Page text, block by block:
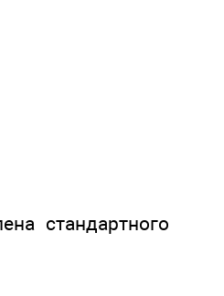
стандартного